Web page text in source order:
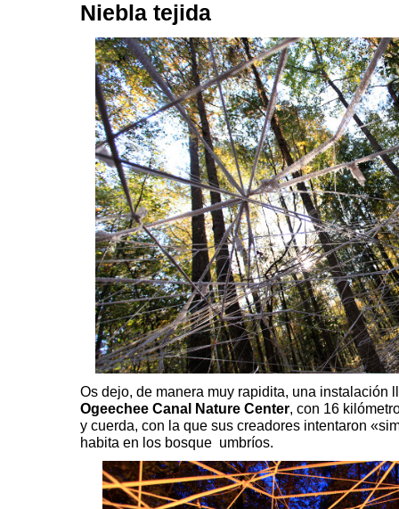
Niebla tejida
Os dejo, de manera muy rapidita, una instalación
Ogeechee Canal Nature Center, con 16
y cuerda, con la que sus creadores intentaron
habita en los bosque umbríos.